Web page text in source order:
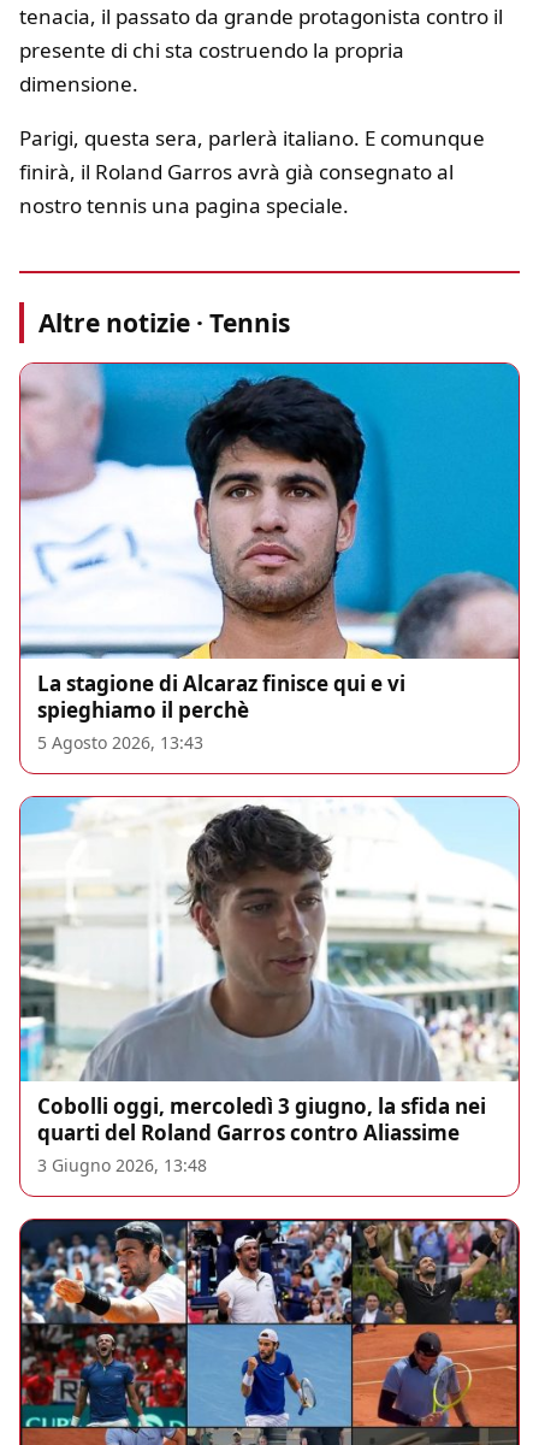
tenacia, il passato da grande protagonista contro il
presente di chi sta costruendo la propria
dimensione.
Parigi, questa sera, parlerà italiano. E comunque
finirà, il Roland Garros avrà già consegnato al
nostro tennis una pagina speciale.
Altre notizie · Tennis
La stagione di Alcaraz finisce qui e vi
spieghiamo il perchè
5 Agosto 2026, 13:43
Cobolli oggi, mercoledì 3 giugno, la sfida nei
quarti del Roland Garros contro Aliassime
3 Giugno 2026, 13:48